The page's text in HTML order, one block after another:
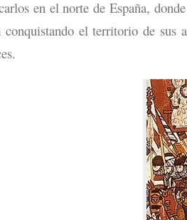
en el norte de España,
conquistando el territorio de sus